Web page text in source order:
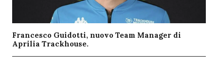
Francesco Guidotti, nuovo Team Manager di
Aprilia Trackhouse.